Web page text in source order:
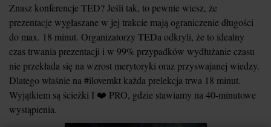
Znasz konferencje TED? Jeśli tak, to pewnie wiesz, że
prezentacje wygłaszane w jej trakcie mają ograniczenie długości
do max. 18 minut. Organizatorzy TEDa odkryli, że to idealny
czas trwania prezentacji i w 99% przypadków wydłużanie czasu
nie przekłada się na wzrost merytoryki oraz przyswajanej wiedzy.
Dlatego właśnie na #ilovemkt każda prelekcja trwa 18 minut.
Wyjątkiem są ścieżki I ❤️ PRO, gdzie stawiamy na 40-minutowe
wystąpienia.